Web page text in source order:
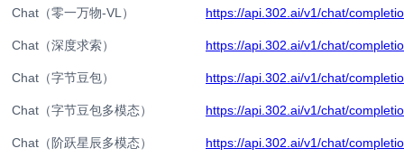
Chat（零一万物-VL） https://api.302.ai/v1/chat/
Chat（深度求索） https://api.302.ai/v1/chat/
Chat（字节豆包） https://api.302.ai/v1/chat/
Chat（字节豆包多模态） https://api.302.ai/v1/chat/
Chat（阶跃星辰多模态） https://api.302.ai/v1/chat/